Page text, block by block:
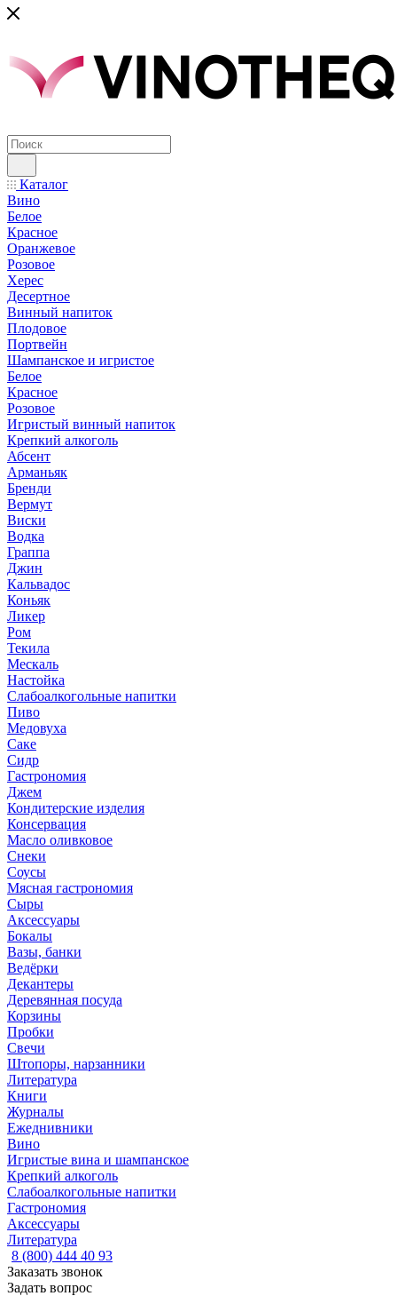
Каталог
Вино
Белое
Красное
Оранжевое
Розовое
Херес
Десертное
Винный напиток
Плодовое
Портвейн
Шампанское и игристое
Белое
Красное
Розовое
Игристый винный напиток
Крепкий алкоголь
Абсент
Арманьяк
Бренди
Вермут
Виски
Водка
Граппа
Джин
Кальвадос
Коньяк
Ликер
Ром
Текила
Мескаль
Настойка
Слабоалкогольные напитки
Пиво
Медовуха
Саке
Сидр
Гастрономия
Джем
Кондитерские изделия
Консервация
Масло оливковое
Снеки
Соусы
Мясная гастрономия
Сыры
Аксессуары
Бокалы
Вазы, банки
Ведёрки
Декантеры
Деревянная посуда
Корзины
Пробки
Свечи
Штопоры, нарзанники
Литература
Книги
Журналы
Ежеднивники
Вино
Игристые вина и шампанское
Крепкий алкоголь
Слабоалкогольные напитки
Гастрономия
Аксессуары
Литература
8 (800) 444 40 93
Заказать звонок
Задать вопрос